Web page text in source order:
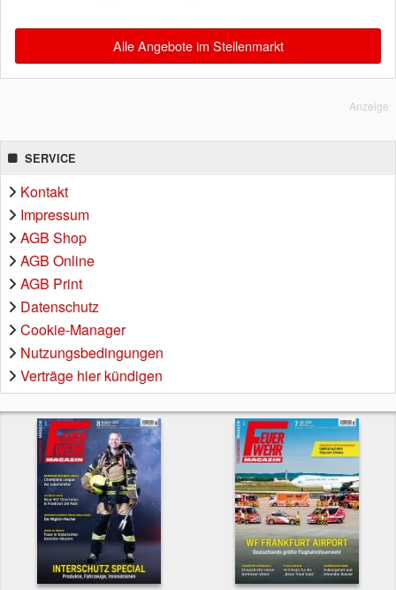
Alle Angebote im Stellenmarkt
Anzeige
SERVICE
Kontakt
Impressum
AGB Shop
AGB Online
AGB Print
Datenschutz
Cookie-Manager
Nutzungsbedingungen
Verträge hier kündigen